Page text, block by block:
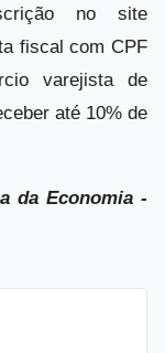
no site
fiscal com CPF
varejista de
até 10% de
da Economia -